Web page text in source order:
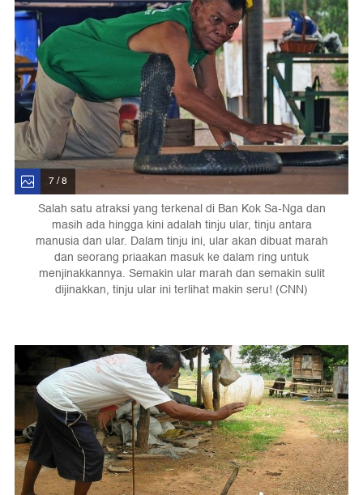
7 / 8
Salah satu atraksi yang terkenal di Ban Kok Sa-Nga dan
masih ada hingga kini adalah tinju ular, tinju antara
manusia dan ular. Dalam tinju ini, ular akan dibuat marah
dan seorang priaakan masuk ke dalam ring untuk
menjinakkannya. Semakin ular marah dan semakin sulit
dijinakkan, tinju ular ini terlihat makin seru! (CNN)